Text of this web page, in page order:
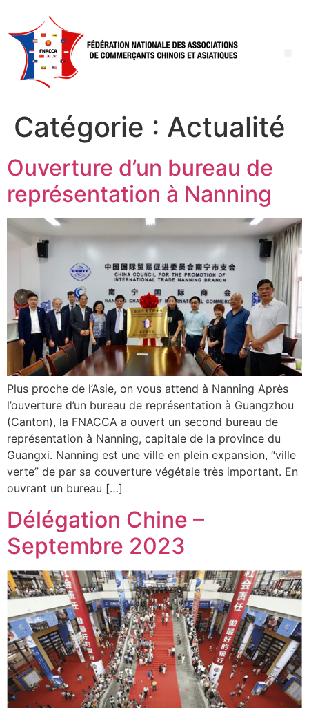
Catégorie : Actualité
Ouverture d’un bureau de
représentation à Nanning
Plus proche de l’Asie, on vous attend à Nanning Après
l’ouverture d’un bureau de représentation à Guangzhou
(Canton), la FNACCA a ouvert un second bureau de
représentation à Nanning, capitale de la province du
Guangxi. Nanning est une ville en plein expansion, “ville
verte” de par sa couverture végétale très important. En
ouvrant un bureau […]
Délégation Chine –
Septembre 2023